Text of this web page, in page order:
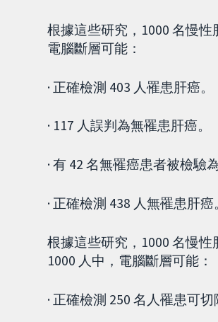
根據這些研究，1000 名慢性
電腦斷層可能：
· 正確檢測 403 人罹患肝癌。
· 117 人誤判為無罹患肝癌。
· 有 42 名無罹癌患者被檢驗
· 正確檢測 438 人無罹患肝癌
根據這些研究，1000 名慢
1000 人中，電腦斷層可能：
· 正確檢測 250 名人罹患可切